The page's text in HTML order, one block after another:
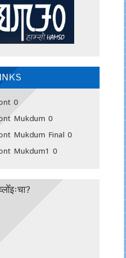
0
Mukdum 0
Mukdum Final 0
Mukdum1 0